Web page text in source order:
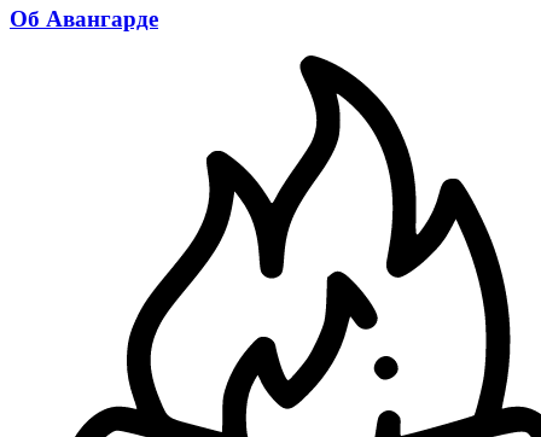
Об Авангарде